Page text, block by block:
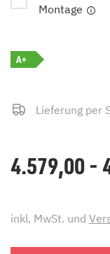
Montage
A+
Lieferung per
4.579,00 -
inkl. MwSt. und